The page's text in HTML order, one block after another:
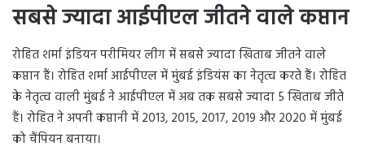
सबसे ज्यादा आईपीएल जीतने वाले कप्तान
रोहित शर्मा इंडियन परीमियर लीग में सबसे ज्यादा खिताब जीतने वाले
कप्तान हैं। रोहित शर्मा आईपीएल में मुंबई इंडियंस का नेतृत्व करते हैं। रोहित
के नेतृत्व वाली मुंबई ने आईपीएल में अब तक सबसे ज्यादा 5 खिताब जीते
हैं। रोहित ने अपनी कप्तानी में 2013, 2015, 2017, 2019 और 2020 में मुंबई
को चैंपियन बनाया।